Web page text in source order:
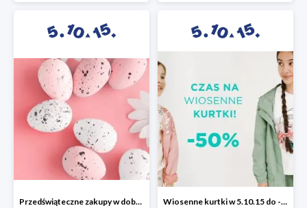
Przedświąteczne zakupy w dobrym stylu -50% Wiosenne kurtki w 5.10.15 do -50%